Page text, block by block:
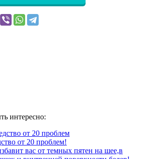
интересно:
от 20 проблем
от 20 проблем!
вас от темных пятен на шее,в